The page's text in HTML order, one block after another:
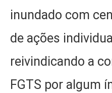
inundado com
de ações
reivindicando a
FGTS por algum